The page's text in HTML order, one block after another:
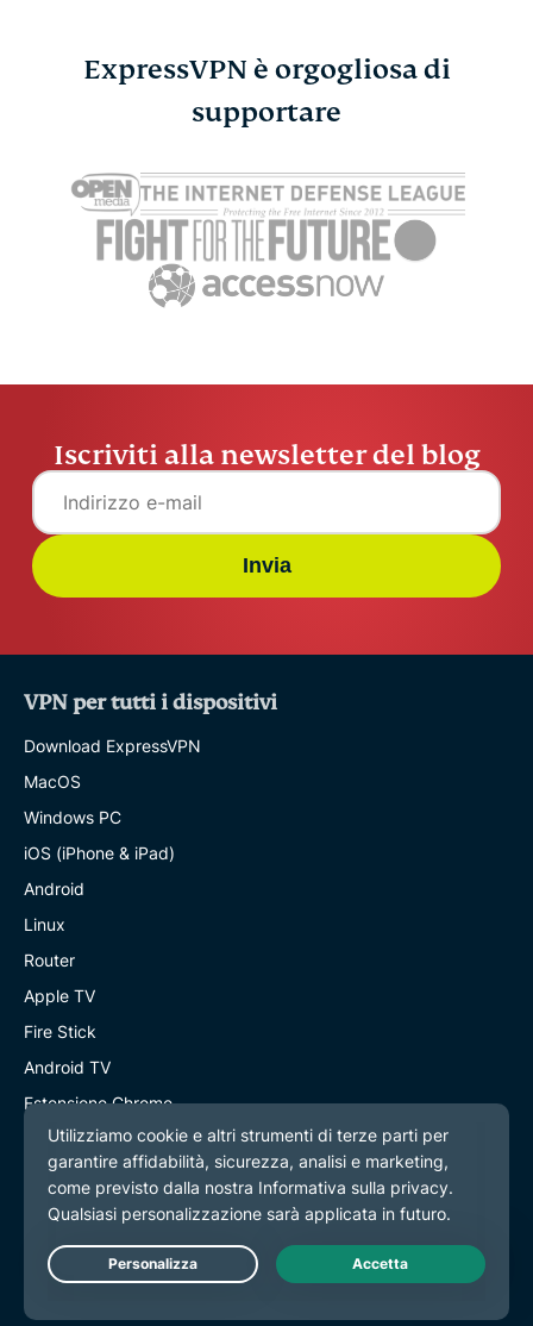
ExpressMailGuard:
progettata pensando a
come funziona davvero
internet
Sonja Raath 7 min
tue
Sonja
ExpressVPN è orgogliosa di
supportare
Iscriviti alla newsletter del blog
Invia
VPN per tutti i dispositivi
Download ExpressVPN
MacOS
Windows PC
iOS (iPhone & iPad)
Android
Linux
Router
Apple TV
Fire Stick
Android TV
Estensione Chrome
Posizioni server VPN
Server in 113 paesi
VPN UK
VPN Canada
Live Chat